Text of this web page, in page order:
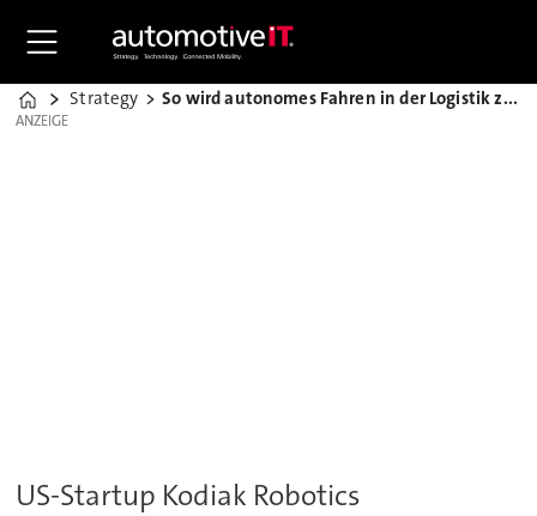
Home
Strategy So wird autonomes Fahren in der Logistik zur Realität
ANZEIGE
ANZEIGE
US-Startup Kodiak Robotics